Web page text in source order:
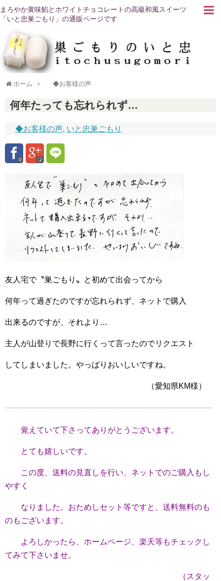
まろやか黄味餡とホワイトチョコレートの高級和風スイーツ
「いと忠巣ごもり」の通販ページです
ホーム ◆お客様の声
何年たっても忘れられず…
◆お客様の声, いと忠巣ごもり
0
友人宅で〝巣ごもり〟と初めて出会ってから
何年って過ぎたのですが忘れられず、ネットで購入
出来るのですが、それより…
主人が山登りで長野に行くって言ったのでリクエスト
してしまいました。やっぱりおいしいですね。
（愛知県KM様）
覚えていて下さってありがとうございます。
とても嬉しいです。
この度、送料の見直しを行い、ネットでのご購入もし
やすく
なりました。おためしセット等ですと、送料無料のも
のもございます。
よろしかったら、ホームページ、楽天等もチェックし
てみて下さいませ。
（スタッ